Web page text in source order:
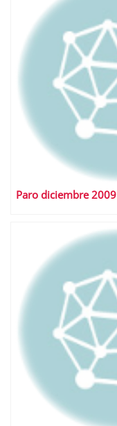
Paro diciembre 2009